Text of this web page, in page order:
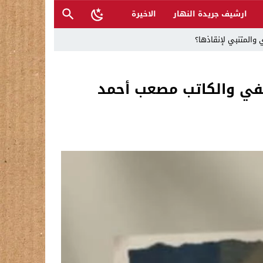
ارشيف جريدة النهار
الاخيرة
لإنقاذها؟
والكاتب مصعب أحمد